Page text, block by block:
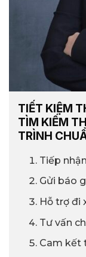
TIẾT KIỆM
TÌM KIẾM
TRÌNH
Tiếp
Gửi báo
Hỗ trợ đi
Tư vấn
Cam kết